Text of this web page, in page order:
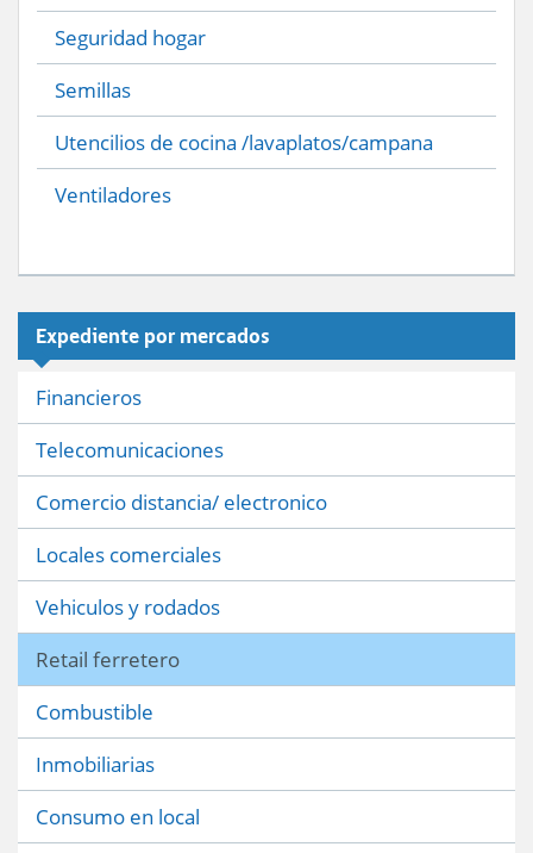
Seguridad hogar
Semillas
Utencilios de cocina /lavaplatos/campana
Ventiladores
Expediente por mercados
Financieros
Telecomunicaciones
Comercio distancia/ electronico
Locales comerciales
Vehiculos y rodados
Retail ferretero
Combustible
Inmobiliarias
Consumo en local